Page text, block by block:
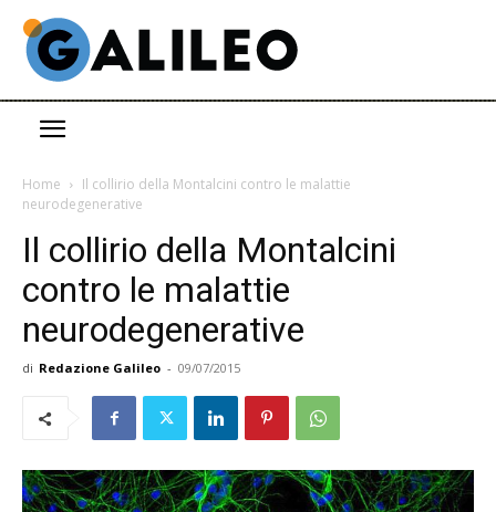
Home
Il collirio della Montalcini contro le malattie
neurodegenerative
Il collirio della Montalcini
contro le malattie
neurodegenerative
di Redazione Galileo - 09/07/2015